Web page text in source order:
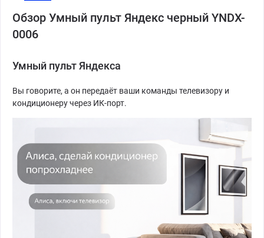
Обзор Умный пульт Яндекс черный YNDX-
0006
Умный пульт Яндекса
Вы говорите, а он передаёт ваши команды телевизору и
кондиционеру через ИК-порт.